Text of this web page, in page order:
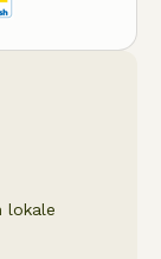
lokale